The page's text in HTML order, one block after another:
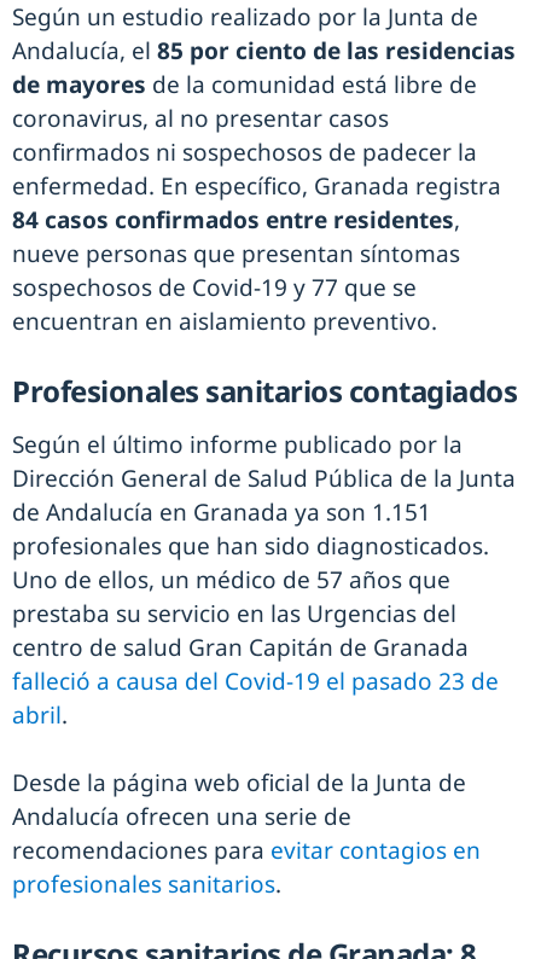
Según un estudio realizado por la Junta de
Andalucía, el 85 por ciento de las residencias
de mayores de la comunidad está libre de
coronavirus, al no presentar casos
confirmados ni sospechosos de padecer la
enfermedad. En específico, Granada registra
84 casos confirmados entre residentes,
nueve personas que presentan síntomas
sospechosos de Covid-19 y 77 que se
encuentran en aislamiento preventivo.
Profesionales sanitarios contagiados
Según el último informe publicado por la
Dirección General de Salud Pública de la Junta
de Andalucía en Granada ya son 1.151
profesionales que han sido diagnosticados.
Uno de ellos, un médico de 57 años que
prestaba su servicio en las Urgencias del
centro de salud Gran Capitán de Granada
falleció a causa del Covid-19 el pasado 23 de
abril.
Desde la página web oficial de la Junta de
Andalucía ofrecen una serie de
recomendaciones para evitar contagios en
profesionales sanitarios.